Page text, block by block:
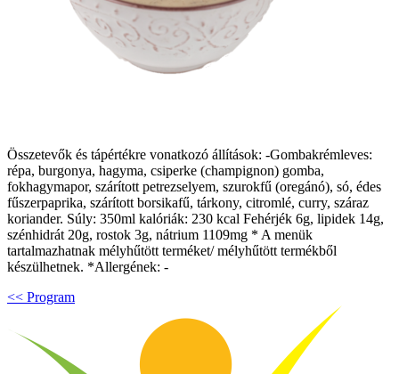
Összetevők és tápértékre vonatkozó állítások: -Gombakrémleves:
répa, burgonya, hagyma, csiperke (champignon) gomba,
fokhagymapor, szárított petrezselyem, szurokfű (oregánó), só, édes
fűszerpaprika, szárított borsikafű, tárkony, citromlé, curry, száraz
koriander. Súly: 350ml kalóriák: 230 kcal Fehérjék 6g, lipidek 14g,
szénhidrát 20g, rostok 3g, nátrium 1109mg * A menük
tartalmazhatnak mélyhűtött terméket/ mélyhűtött termékből
készülhetnek. *Allergének: -
<< Program